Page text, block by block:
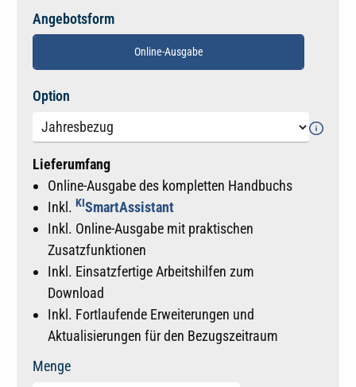
Angebotsform
Online-Ausgabe
Option
Lieferumfang
Online-Ausgabe des kompletten Handbuchs
Inkl. KISmartAssistant
Inkl. Online-Ausgabe mit praktischen
Zusatzfunktionen
Inkl. Einsatzfertige Arbeitshilfen zum
Download
Inkl. Fortlaufende Erweiterungen und
Aktualisierungen für den Bezugszeitraum
Menge